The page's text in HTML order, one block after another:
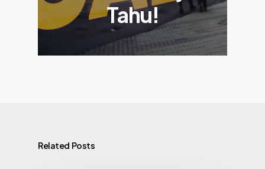
Tahu!
Related Posts